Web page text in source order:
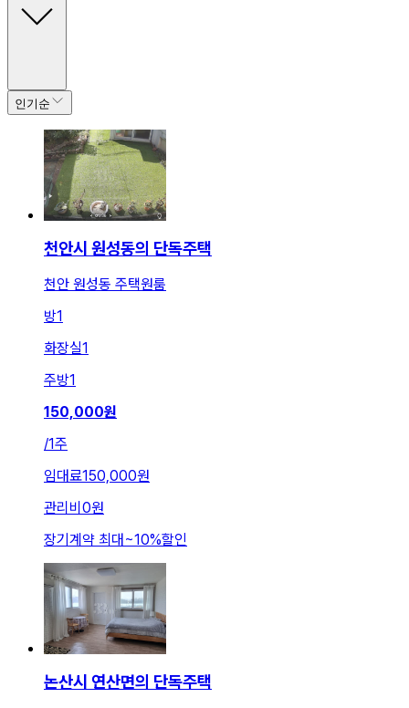
인기순
천안시 원성동의 단독주택
천안 원성동 주택원룸
방1
화장실1
주방1
150,000원
/1주
임대료150,000원
관리비 0원
장기계약 최대 ~10%할인
논산시 연산면의 단독주택